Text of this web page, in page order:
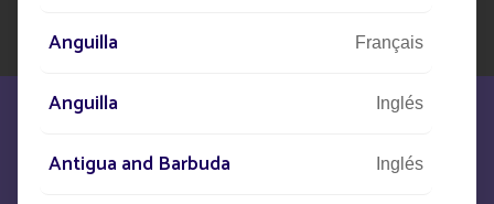
Anguilla Français
Anguilla Inglés
Antigua and Barbuda Inglés